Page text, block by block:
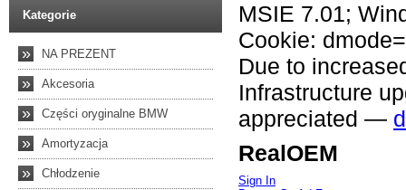
Kategorie
» NA PREZENT
» Akcesoria
» Części oryginalne BMW
» Amortyzacja
» Chłodzenie